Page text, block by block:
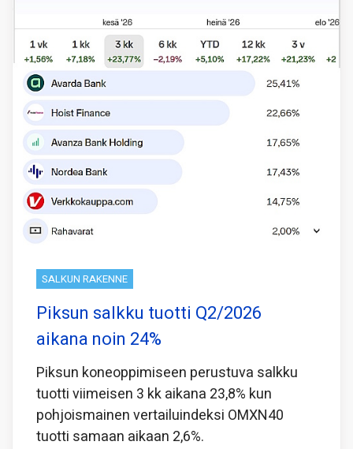
SALKUN RAKENNE
Piksun salkku tuotti Q2/2026
aikana noin 24%
Piksun koneoppimiseen perustuva salkku
tuotti viimeisen 3 kk aikana 23,8% kun
pohjoismainen vertailuindeksi OMXN40
tuotti samaan aikaan 2,6%.